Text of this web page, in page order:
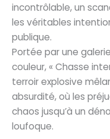
incontrôlable, un
les véritables
publique.
Portée par une
couleur, « Chasse
terroir explosive
absurdité, où les
chaos jusqu’à un
loufoque.